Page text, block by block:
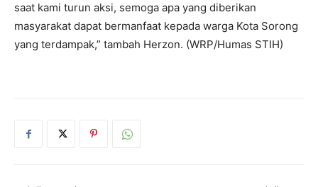
saat kami turun aksi, semoga apa yang diberikan
masyarakat dapat bermanfaat kepada warga Kota Sorong
yang terdampak,” tambah Herzon. (WRP/Humas STIH)